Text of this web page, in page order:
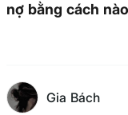
nợ bằng cách
Gia Bách